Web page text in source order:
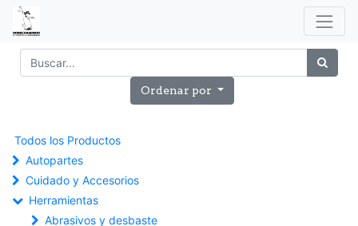
Ordenar por
Todos los Productos
Autopartes
Cuidado y Accesorios
Herramientas
Abrasivos y desbaste